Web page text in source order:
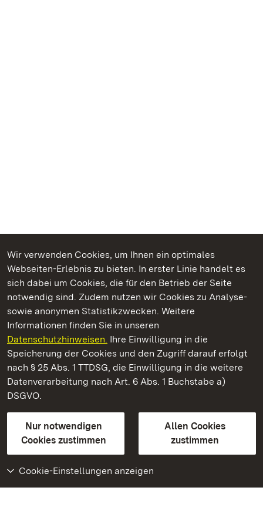
Wir verwenden Cookies, um Ihnen ein optimales
Webseiten-Erlebnis zu bieten. In erster Linie handelt es
sich dabei um Cookies, die für den Betrieb der Seite
notwendig sind. Zudem nutzen wir Cookies zu Analyse-
sowie anonymen Statistikzwecken. Weitere
Informationen finden Sie in unseren
Datenschutzhinweisen. Ihre Einwilligung in die
Speicherung der Cookies und den Zugriff darauf erfolgt
nach § 25 Abs. 1 TTDSG, die Einwilligung in die weitere
Datenverarbeitung nach Art. 6 Abs. 1 Buchstabe a)
DSGVO.
Nur notwendigen
Cookies zustimmen
Allen Cookies
zustimmen
Cookie-Einstellungen anzeigen
Kommen. Staunen. Genießen.
Römische Badruine Badenweiler
Staatliche Schlösser und Gärten Baden-Württemberg
Kontakt
GebärdenspracheLeichte Sprache
Erklärung zur Barrierefreiheit
BITV-konform (geprüfte Seiten)
Weiteres